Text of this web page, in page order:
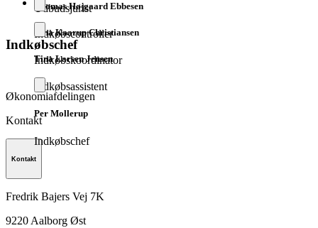
Udbudsjurist
Thomas Højgaard Ebbesen
Indkøbscontroller
Tina Kaarup Christiansen
Indkøbskoordinator
Tina Larsen Jensen
Indkøbsassistent
Indkøbschef
Per Mollerup
Indkøbschef
Økonomiafdelingen
Kontakt
Kontakt
Fredrik Bajers Vej 7K
9220Aalborg Øst